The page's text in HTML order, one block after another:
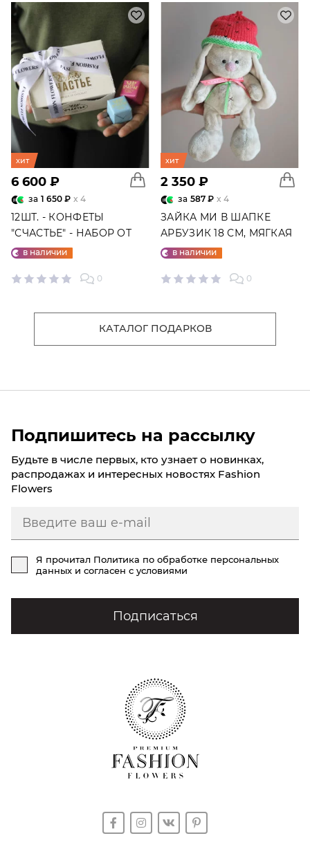
хит
6 600 ₽
за 1 650 ₽ x 4
12ШТ. - КОНФЕТЫ
"СЧАСТЬЕ" - НАБОР ОТ
"ФАБРИКИ СЧАСТЬЕ"
в наличии
0
хит
2 350 ₽
за 587 ₽ x 4
ЗАЙКА МИ В ШАПКЕ
АРБУЗИК 18 СМ, МЯГКАЯ
ИГРУШКА
в наличии
0
КАТАЛОГ ПОДАРКОВ
Подпишитесь на рассылку
Будьте в числе первых, кто узнает о новинках,
распродажах и интересных новостях Fashion
Flowers
Я прочитал Политика по обработке персональных
данных и согласен с условиями
Подписаться